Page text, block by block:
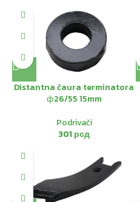
Distantna čaura terminatora
ф26/55 15mm
Podrivači
301рсд
HOT